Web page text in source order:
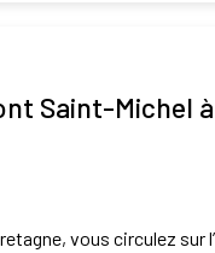
Saint-Michel
vous circulez sur